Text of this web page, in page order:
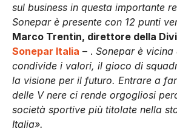
sul business in questa importante
Sonepar è presente con 12 punti
Marco Trentin, direttore della
Sonepar Italia – . Sonepar è
condivide i valori, il gioco di
la visione per il futuro. Entrare a
delle V nere ci rende orgogliosi
società sportive più titolate nella
Italia».